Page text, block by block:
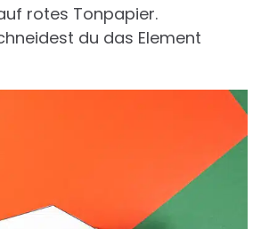
rotes Tonpapier.
du das Element